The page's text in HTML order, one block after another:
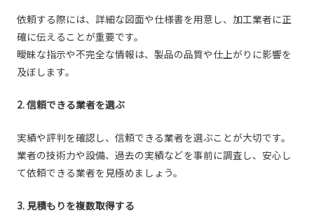
依頼する際には、詳細な図面や仕様書を用意し、加工業者に正
確に伝えることが重要です。
曖昧な指示や不完全な情報は、製品の品質や仕上がりに影響を
及ぼします。
2. 信頼できる業者を選ぶ
実績や評判を確認し、信頼できる業者を選ぶことが大切です。
業者の技術力や設備、過去の実績などを事前に調査し、安心し
て依頼できる業者を見極めましょう。
3. 見積もりを複数取得する